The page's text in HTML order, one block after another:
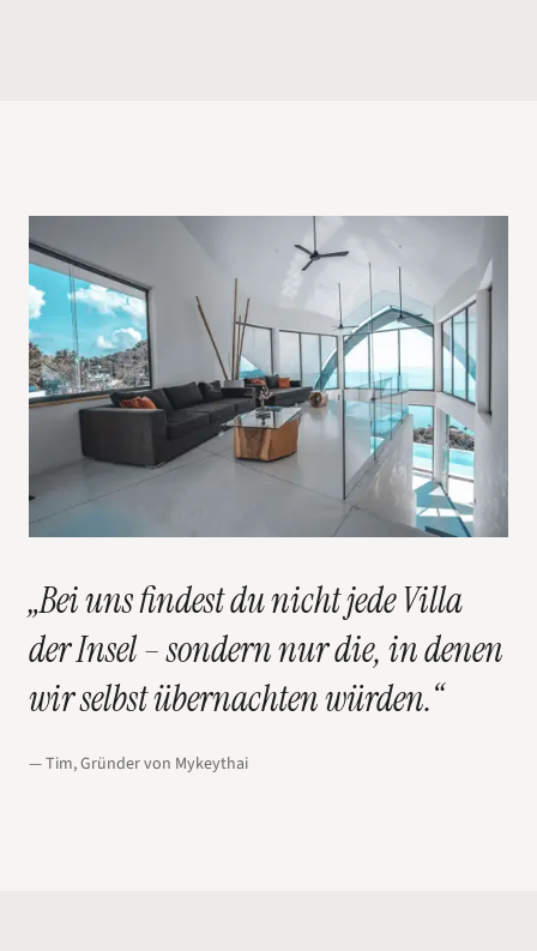
„Bei uns findest du nicht jede Villa
der Insel – sondern nur die, in denen
wir selbst übernachten würden.“
— Tim, Gründer von Mykeythai